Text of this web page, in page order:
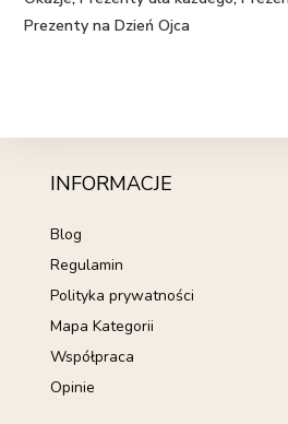
Prezenty na Dzień Ojca
INFORMACJE
Blog
Regulamin
Polityka prywatności
Mapa Kategorii
Współpraca
Opinie